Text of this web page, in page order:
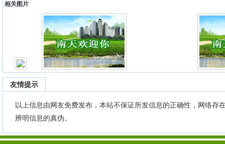
相关图片
友情提示
以上信息由网友免费发布，本站不保证所发信息的正确性，网络存
辨明信息的真伪。